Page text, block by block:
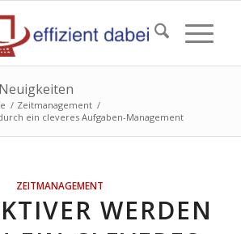
/ Zeitmanagement /
ein cleveres Aufgaben-Management
ZEITMANAGEMENT
WERDEN